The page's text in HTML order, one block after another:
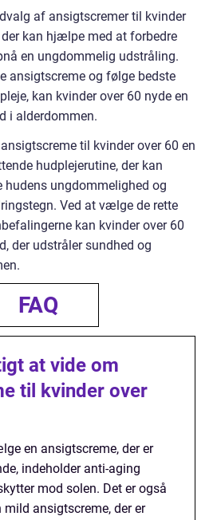
af ansigtscremer til kvinder
kan hjælpe med at forbedre
en ungdommelig udstråling.
ansigtscreme og følge bedste
kan kvinder over 60 nyde en
i alderdommen.
til kvinder over 60 en
hudplejerutine, der kan
ungdommelighed og
Ved at vælge de rette
kan kvinder over 60
der udstråler sundhed og
FAQ
at vide om
til kvinder over
en ansigtscreme, der er
indeholder anti-aging
mod solen. Det er også
ansigtscreme, der er